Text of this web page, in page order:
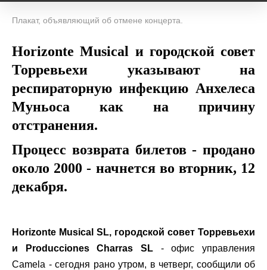
Плакат, объявляющий об отмене концерта.
Horizonte Musical и городской совет
Торревьехи указывают на
респираторную инфекцию Анхелеса
Муньоса как на причину
отстранения.
Процесс возврата билетов - продано
около 2000 - начнется во вторник, 12
декабря.
Horizonte Musical SL, городской совет Торревьехи
и Producciones Charras SL - офис управления
Camela - сегодня рано утром, в четверг, сообщили об